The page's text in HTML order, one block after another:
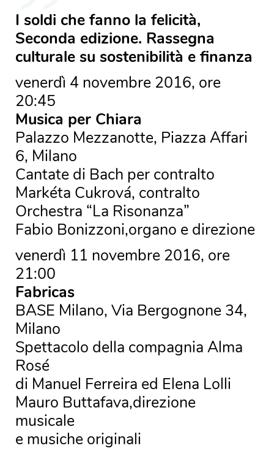
I soldi che fanno la felicità,
Seconda edizione. Rassegna
culturale su sostenibilità e finanza
venerdì 4 novembre 2016, ore
20:45
Musica per Chiara
Palazzo Mezzanotte, Piazza Affari
6, Milano
Cantate di Bach per contralto
Markéta Cukrová, contralto
Orchestra “La Risonanza”
Fabio Bonizzoni,organo e direzione
venerdì 11 novembre 2016, ore
21:00
Fabricas
BASE Milano, Via Bergognone 34,
Milano
Spettacolo della compagnia Alma
Rosé
di Manuel Ferreira ed Elena Lolli
Mauro Buttafava,direzione
musicale
e musiche originali